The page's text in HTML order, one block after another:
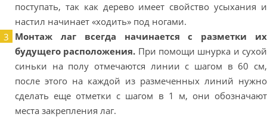
поступать, так как дерево имеет свойство усыхания и
настил начинает «ходить» под ногами.
Монтаж лаг всегда начинается с разметки их
будущего расположения. При помощи шнурка и сухой
синьки на полу отмечаются линии с шагом в 60 см,
после этого на каждой из размеченных линий нужно
сделать еще отметки с шагом в 1 м, они обозначают
места закрепления лаг.